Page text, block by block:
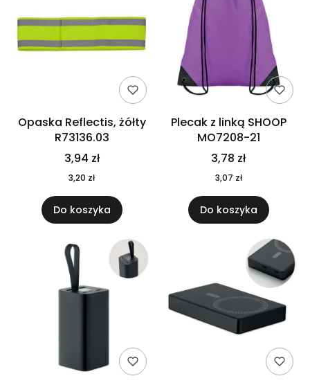
Opaska Reflectis, żółty
R73136.03
3,94 zł
3,20 zł
Do koszyka
Plecak z linką SHOOP
MO7208-21
3,78 zł
3,07 zł
Do koszyka